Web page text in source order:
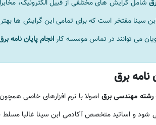
شامل گرایش های مختلفی از قبیل الکترونیک،
سینا مفتخر است که برای تمامی این گرایش ها
می توانند در تماس موسسه کارانجام پایان نامه
نامه برق
رشته مهندسی برق اصولا با نرم افزارهای خاصی
شود و اساتید متخصص آکادمی ابن سینا غالبا مسلط